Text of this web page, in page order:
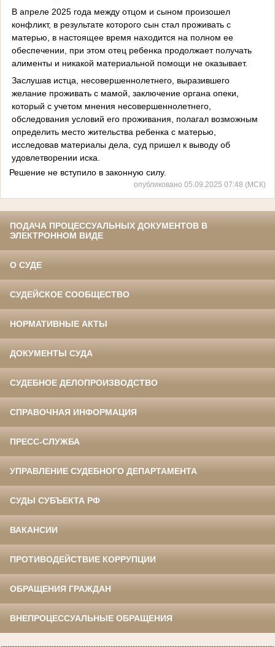
В апреле 2025 года между отцом и сыном произошел
конфликт, в результате которого сын стал проживать с
матерью, в настоящее время находится на полном ее
обеспечении, при этом отец ребенка продолжает получать
алименты и никакой материальной помощи не оказывает.
Заслушав истца, несовершеннолетнего, выразившего
желание проживать с мамой, заключение органа опеки,
который с учетом мнения несовершеннолетнего,
обследования условий его проживания, полагал возможным
определить место жительства ребенка с матерью,
исследовав материалы дела, суд пришел к выводу об
удовлетворении иска.
Решение не вступило в законную силу.
опубликовано 05.09.2025 07:48 (МСК)
ПОДАЧА ПРОЦЕССУАЛЬНЫХ ДОКУМЕНТОВ В
ЭЛЕКТРОННОМ ВИДЕ
О СУДЕ
СУДЕЙСКОЕ СООБЩЕСТВО
НОРМАТИВНЫЕ АКТЫ
ДОКУМЕНТЫ СУДА
СУДЕБНОЕ ДЕЛОПРОИЗВОДСТВО
СПРАВОЧНАЯ ИНФОРМАЦИЯ
ПРЕСС-СЛУЖБА
УПРАВЛЕНИЕ СУДЕБНОГО ДЕПАРТАМЕНТА
СУДЫ СУБЪЕКТА РФ
ВАКАНСИИ
ПРОТИВОДЕЙСТВИЕ КОРРУПЦИИ
ОБРАЩЕНИЯ ГРАЖДАН
ВНЕПРОЦЕССУАЛЬНЫЕ ОБРАЩЕНИЯ